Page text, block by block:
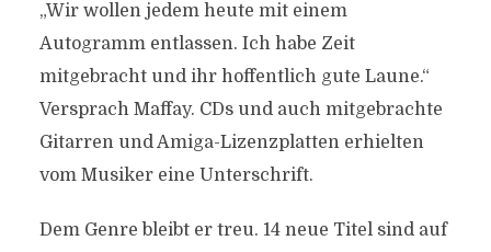
„Wir wollen jedem heute mit einem
Autogramm entlassen. Ich habe Zeit
mitgebracht und ihr hoffentlich gute Laune.“
Versprach Maffay. CDs und auch mitgebrachte
Gitarren und Amiga-Lizenzplatten erhielten
vom Musiker eine Unterschrift.
Dem Genre bleibt er treu. 14 neue Titel sind auf